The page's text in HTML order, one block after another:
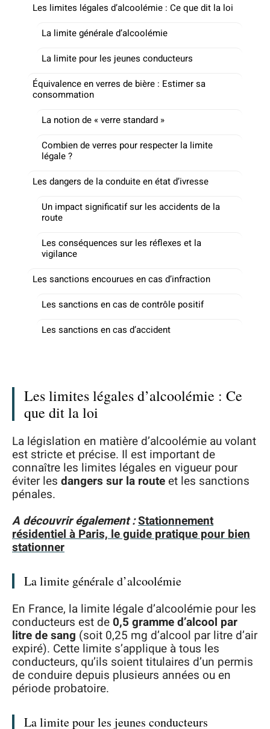
Les limites légales d’alcoolémie : Ce que dit la loi
La limite générale d’alcoolémie
La limite pour les jeunes conducteurs
Équivalence en verres de bière : Estimer sa
consommation
La notion de « verre standard »
Combien de verres pour respecter la limite
légale ?
Les dangers de la conduite en état d’ivresse
Un impact significatif sur les accidents de la
route
Les conséquences sur les réflexes et la
vigilance
Les sanctions encourues en cas d’infraction
Les sanctions en cas de contrôle positif
Les sanctions en cas d’accident
Les limites légales d’alcoolémie : Ce
que dit la loi
La législation en matière d’alcoolémie au volant
est stricte et précise. Il est important de
connaître les limites légales en vigueur pour
éviter les dangers sur la routeet les sanctions
pénales.
A découvrir également :Stationnement
résidentiel à Paris, le guide pratique pour bien
stationner
La limite générale d’alcoolémie
En France, la limite légale d’alcoolémie pour les
conducteurs est de0,5 gramme d’alcool par
litre de sang (soit 0,25 mg d’alcool par litre d’air
expiré). Cette limite s’applique à tous les
conducteurs, qu’ils soient titulaires d’un permis
de conduire depuis plusieurs années ou en
période probatoire.
La limite pour les jeunes conducteurs